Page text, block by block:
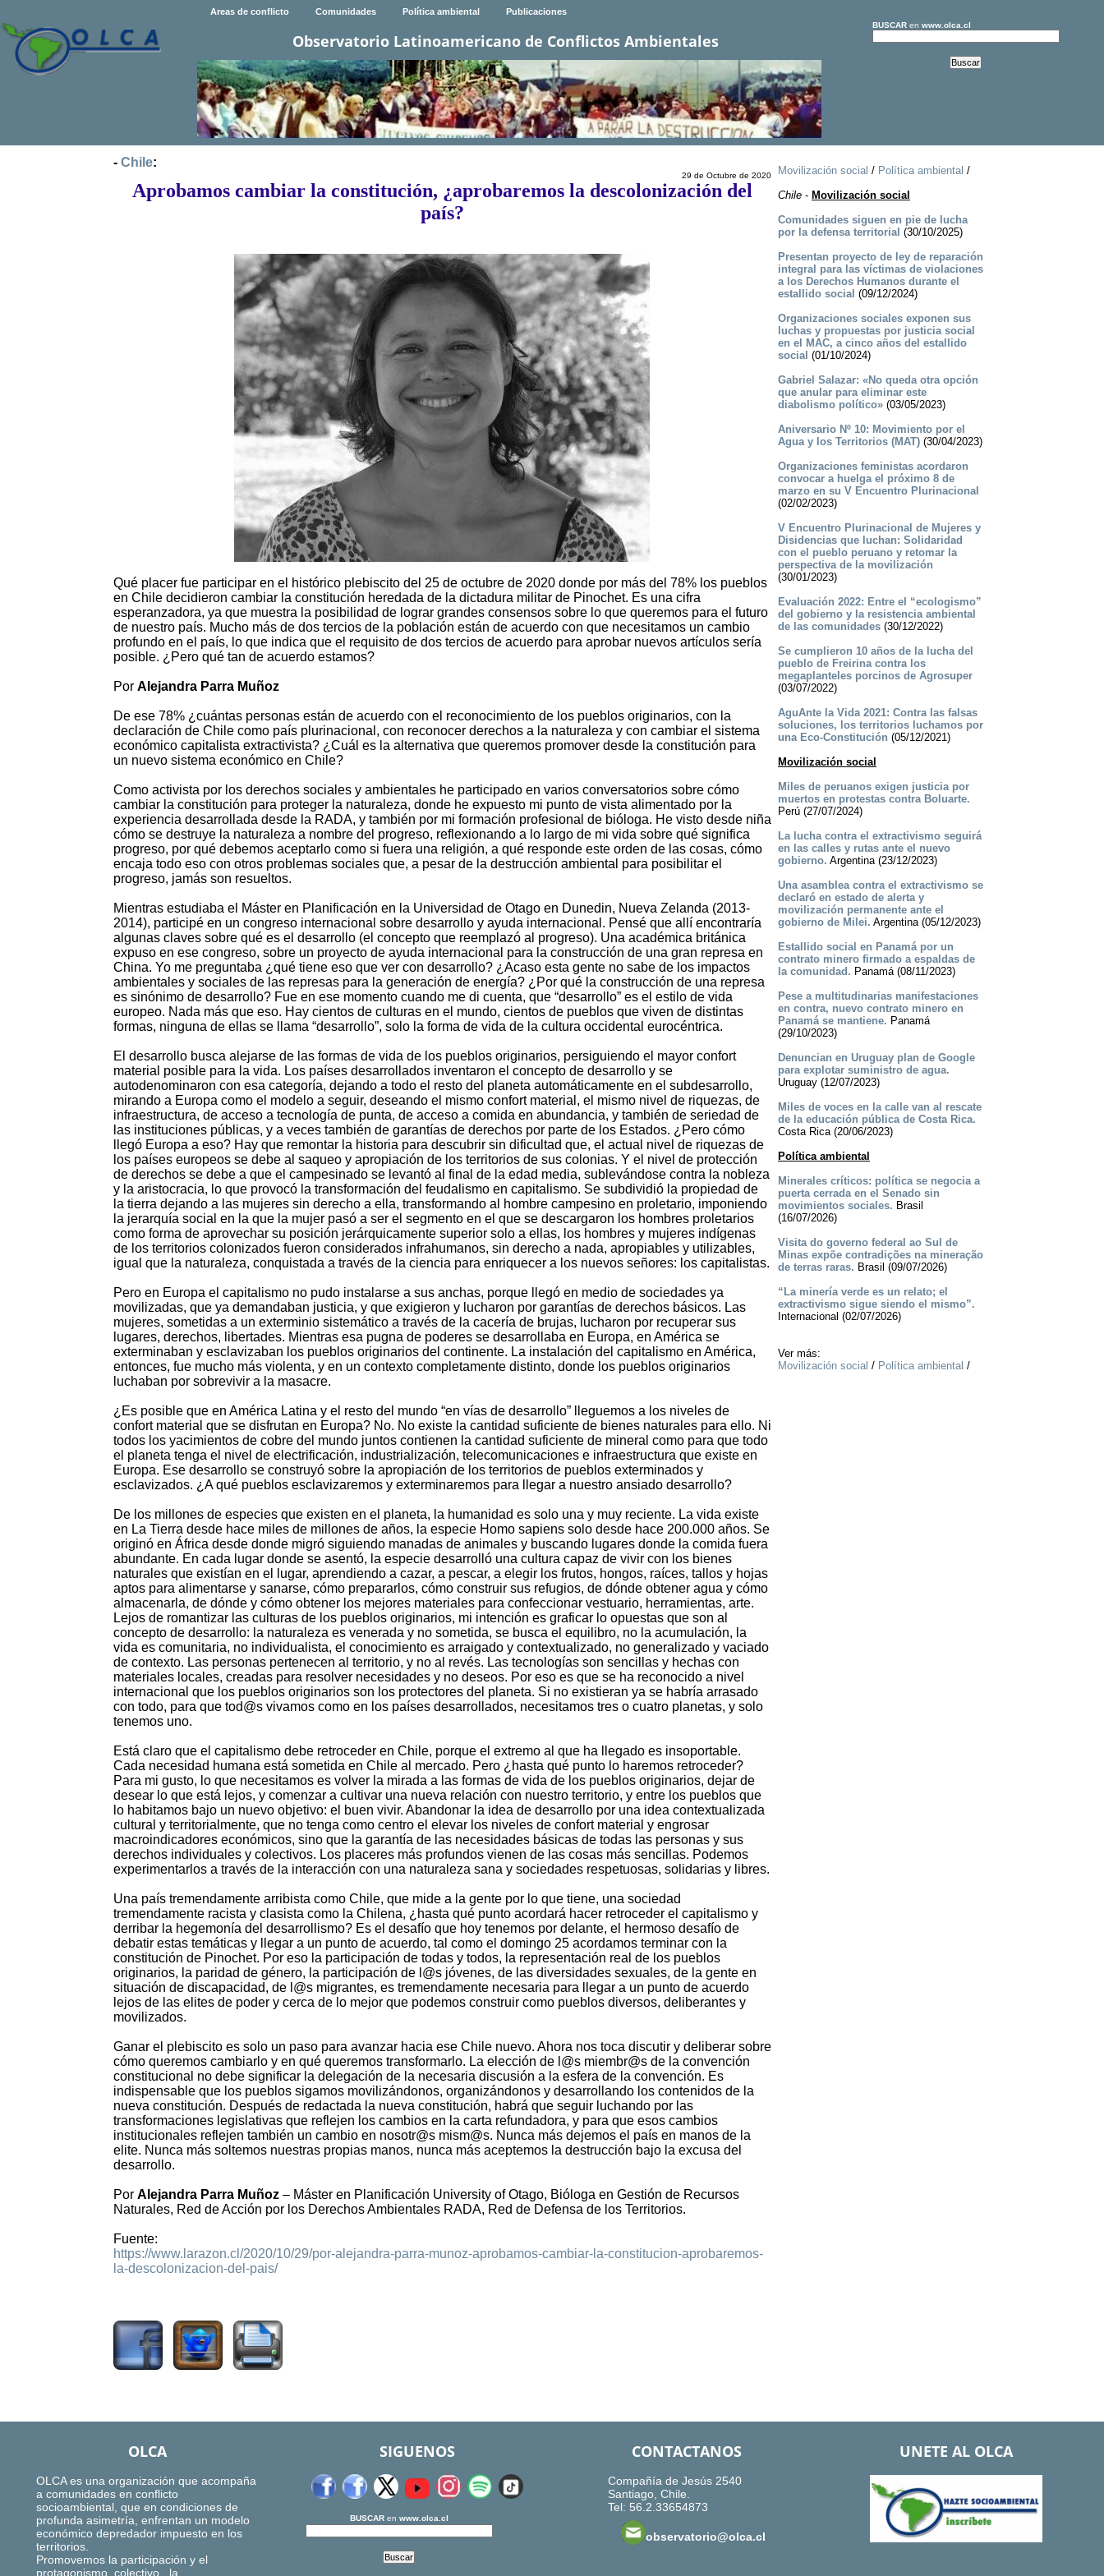
Areas de conflicto Comunidades Política ambiental Publicaciones
Observatorio Latinoamericano de Conflictos Ambientales
BUSCARen www.olca.cl
- Chile:
29 de Octubre de 2020
Aprobamos cambiar la constitución, ¿aprobaremos la descolonización del
país?
Qué placer fue participar en el histórico plebiscito del 25 de octubre de 2020 donde por más del 78% los pueblos
en Chile decidieron cambiar la constitución heredada de la dictadura militar de Pinochet. Es una cifra
esperanzadora, ya que muestra la posibilidad de lograr grandes consensos sobre lo que queremos para el futuro
de nuestro país. Mucho más de dos tercios de la población están de acuerdo con que necesitamos un cambio
profundo en el país, lo que indica que el requisito de dos tercios de acuerdo para aprobar nuevos artículos sería
posible. ¿Pero qué tan de acuerdo estamos?
Por Alejandra Parra Muñoz
De ese 78% ¿cuántas personas están de acuerdo con el reconocimiento de los pueblos originarios, con la
declaración de Chile como país plurinacional, con reconocer derechos a la naturaleza y con cambiar el sistema
económico capitalista extractivista? ¿Cuál es la alternativa que queremos promover desde la constitución para
un nuevo sistema económico en Chile?
Como activista por los derechos sociales y ambientales he participado en varios conversatorios sobre cómo
cambiar la constitución para proteger la naturaleza, donde he expuesto mi punto de vista alimentado por la
experiencia desarrollada desde la RADA, y también por mi formación profesional de bióloga. He visto desde niña
cómo se destruye la naturaleza a nombre del progreso, reflexionando a lo largo de mi vida sobre qué significa
progreso, por qué debemos aceptarlo como si fuera una religión, a qué responde este orden de las cosas, cómo
encaja todo eso con otros problemas sociales que, a pesar de la destrucción ambiental para posibilitar el
progreso, jamás son resueltos.
Mientras estudiaba el Máster en Planificación en la Universidad de Otago en Dunedin, Nueva Zelanda (2013-
2014), participé en un congreso internacional sobre desarrollo y ayuda internacional. Pensé que allí encontraría
algunas claves sobre qué es el desarrollo (el concepto que reemplazó al progreso). Una académica británica
expuso en ese congreso, sobre un proyecto de ayuda internacional para la construcción de una gran represa en
China. Yo me preguntaba ¿qué tiene eso que ver con desarrollo? ¿Acaso esta gente no sabe de los impactos
ambientales y sociales de las represas para la generación de energía? ¿Por qué la construcción de una represa
es sinónimo de desarrollo? Fue en ese momento cuando me di cuenta, que “desarrollo” es el estilo de vida
europeo. Nada más que eso. Hay cientos de culturas en el mundo, cientos de pueblos que viven de distintas
formas, ninguna de ellas se llama “desarrollo”, solo la forma de vida de la cultura occidental eurocéntrica.
El desarrollo busca alejarse de las formas de vida de los pueblos originarios, persiguiendo el mayor confort
material posible para la vida. Los países desarrollados inventaron el concepto de desarrollo y se
autodenominaron con esa categoría, dejando a todo el resto del planeta automáticamente en el subdesarrollo,
mirando a Europa como el modelo a seguir, deseando el mismo confort material, el mismo nivel de riquezas, de
infraestructura, de acceso a tecnología de punta, de acceso a comida en abundancia, y también de seriedad de
las instituciones públicas, y a veces también de garantías de derechos por parte de los Estados. ¿Pero cómo
llegó Europa a eso? Hay que remontar la historia para descubrir sin dificultad que, el actual nivel de riquezas de
los países europeos se debe al saqueo y apropiación de los territorios de sus colonias. Y el nivel de protección
de derechos se debe a que el campesinado se levantó al final de la edad media, sublevándose contra la nobleza
y la aristocracia, lo que provocó la transformación del feudalismo en capitalismo. Se subdividió la propiedad de
la tierra dejando a las mujeres sin derecho a ella, transformando al hombre campesino en proletario, imponiendo
la jerarquía social en la que la mujer pasó a ser el segmento en el que se descargaron los hombres proletarios
como forma de aprovechar su posición jerárquicamente superior solo a ellas, los hombres y mujeres indígenas
de los territorios colonizados fueron considerados infrahumanos, sin derecho a nada, apropiables y utilizables,
igual que la naturaleza, conquistada a través de la ciencia para enriquecer a los nuevos señores: los capitalistas.
Pero en Europa el capitalismo no pudo instalarse a sus anchas, porque llegó en medio de sociedades ya
movilizadas, que ya demandaban justicia, y que exigieron y lucharon por garantías de derechos básicos. Las
mujeres, sometidas a un exterminio sistemático a través de la cacería de brujas, lucharon por recuperar sus
lugares, derechos, libertades. Mientras esa pugna de poderes se desarrollaba en Europa, en América se
exterminaban y esclavizaban los pueblos originarios del continente. La instalación del capitalismo en América,
entonces, fue mucho más violenta, y en un contexto completamente distinto, donde los pueblos originarios
luchaban por sobrevivir a la masacre.
¿Es posible que en América Latina y el resto del mundo “en vías de desarrollo” lleguemos a los niveles de
confort material que se disfrutan en Europa? No. No existe la cantidad suficiente de bienes naturales para ello. Ni
todos los yacimientos de cobre del mundo juntos contienen la cantidad suficiente de mineral como para que todo
el planeta tenga el nivel de electrificación, industrialización, telecomunicaciones e infraestructura que existe en
Europa. Ese desarrollo se construyó sobre la apropiación de los territorios de pueblos exterminados y
esclavizados. ¿A qué pueblos esclavizaremos y exterminaremos para llegar a nuestro ansiado desarrollo?
De los millones de especies que existen en el planeta, la humanidad es solo una y muy reciente. La vida existe
en La Tierra desde hace miles de millones de años, la especie Homo sapiens solo desde hace 200.000 años. Se
originó en África desde donde migró siguiendo manadas de animales y buscando lugares donde la comida fuera
abundante. En cada lugar donde se asentó, la especie desarrolló una cultura capaz de vivir con los bienes
naturales que existían en el lugar, aprendiendo a cazar, a pescar, a elegir los frutos, hongos, raíces, tallos y hojas
aptos para alimentarse y sanarse, cómo prepararlos, cómo construir sus refugios, de dónde obtener agua y cómo
almacenarla, de dónde y cómo obtener los mejores materiales para confeccionar vestuario, herramientas, arte.
Lejos de romantizar las culturas de los pueblos originarios, mi intención es graficar lo opuestas que son al
concepto de desarrollo: la naturaleza es venerada y no sometida, se busca el equilibro, no la acumulación, la
vida es comunitaria, no individualista, el conocimiento es arraigado y contextualizado, no generalizado y vaciado
de contexto. Las personas pertenecen al territorio, y no al revés. Las tecnologías son sencillas y hechas con
materiales locales, creadas para resolver necesidades y no deseos. Por eso es que se ha reconocido a nivel
internacional que los pueblos originarios son los protectores del planeta. Si no existieran ya se habría arrasado
con todo, para que tod@s vivamos como en los países desarrollados, necesitamos tres o cuatro planetas, y solo
tenemos uno.
Está claro que el capitalismo debe retroceder en Chile, porque el extremo al que ha llegado es insoportable.
Cada necesidad humana está sometida en Chile al mercado. Pero ¿hasta qué punto lo haremos retroceder?
Para mi gusto, lo que necesitamos es volver la mirada a las formas de vida de los pueblos originarios, dejar de
desear lo que está lejos, y comenzar a cultivar una nueva relación con nuestro territorio, y entre los pueblos que
lo habitamos bajo un nuevo objetivo: el buen vivir. Abandonar la idea de desarrollo por una idea contextualizada
cultural y territorialmente, que no tenga como centro el elevar los niveles de confort material y engrosar
macroindicadores económicos, sino que la garantía de las necesidades básicas de todas las personas y sus
derechos individuales y colectivos. Los placeres más profundos vienen de las cosas más sencillas. Podemos
experimentarlos a través de la interacción con una naturaleza sana y sociedades respetuosas, solidarias y libres.
Una país tremendamente arribista como Chile, que mide a la gente por lo que tiene, una sociedad
tremendamente racista y clasista como la Chilena, ¿hasta qué punto acordará hacer retroceder el capitalismo y
derribar la hegemonía del desarrollismo? Es el desafío que hoy tenemos por delante, el hermoso desafío de
debatir estas temáticas y llegar a un punto de acuerdo, tal como el domingo 25 acordamos terminar con la
constitución de Pinochet. Por eso la participación de todas y todos, la representación real de los pueblos
originarios, la paridad de género, la participación de l@s jóvenes, de las diversidades sexuales, de la gente en
situación de discapacidad, de l@s migrantes, es tremendamente necesaria para llegar a un punto de acuerdo
lejos de las elites de poder y cerca de lo mejor que podemos construir como pueblos diversos, deliberantes y
movilizados.
Ganar el plebiscito es solo un paso para avanzar hacia ese Chile nuevo. Ahora nos toca discutir y deliberar sobre
cómo queremos cambiarlo y en qué queremos transformarlo. La elección de l@s miembr@s de la convención
constitucional no debe significar la delegación de la necesaria discusión a la esfera de la convención. Es
indispensable que los pueblos sigamos movilizándonos, organizándonos y desarrollando los contenidos de la
nueva constitución. Después de redactada la nueva constitución, habrá que seguir luchando por las
transformaciones legislativas que reflejen los cambios en la carta refundadora, y para que esos cambios
institucionales reflejen también un cambio en nosotr@s mism@s. Nunca más dejemos el país en manos de la
elite. Nunca más soltemos nuestras propias manos, nunca más aceptemos la destrucción bajo la excusa del
desarrollo.
Por Alejandra Parra Muñoz – Máster en Planificación University of Otago, Bióloga en Gestión de Recursos
Naturales, Red de Acción por los Derechos Ambientales RADA, Red de Defensa de los Territorios.
Fuente:
https://www.larazon.cl/2020/10/29/por-alejandra-parra-munoz-aprobamos-cambiar-la-constitucion-aprobaremos-
la-descolonizacion-del-pais/
Movilización social / Política ambiental /
Chile- Movilización social
Comunidades siguen en pie de lucha
por la defensa territorial (30/10/2025)
Presentan proyecto de ley de reparación
integral para las víctimas de violaciones
a los Derechos Humanos durante el
estallido social (09/12/2024)
Organizaciones sociales exponen sus
luchas y propuestas por justicia social
en el MAC, a cinco años del estallido
social (01/10/2024)
Gabriel Salazar: «No queda otra opción
que anular para eliminar este
diabolismo político»(03/05/2023)
Aniversario Nº 10: Movimiento por el
Agua y los Territorios (MAT)(30/04/2023)
Organizaciones feministas acordaron
convocar a huelga el próximo 8 de
marzo en su V Encuentro Plurinacional
(02/02/2023)
V Encuentro Plurinacional de Mujeres y
Disidencias que luchan: Solidaridad
con el pueblo peruano y retomar la
perspectiva de la movilización
(30/01/2023)
Evaluación 2022: Entre el “ecologismo”
del gobierno y la resistencia ambiental
de las comunidades(30/12/2022)
Se cumplieron 10 años de la lucha del
pueblo de Freirina contra los
megaplanteles porcinos de Agrosuper
(03/07/2022)
AguAnte la Vida 2021: Contra las falsas
soluciones, los territorios luchamos por
una Eco-Constitución (05/12/2021)
Movilización social
Miles de peruanos exigen justicia por
muertos en protestas contra Boluarte.
Perú (27/07/2024)
La lucha contra el extractivismo seguirá
en las calles y rutas ante el nuevo
gobierno. Argentina (23/12/2023)
Una asamblea contra el extractivismo se
declaró en estado de alerta y
movilización permanente ante el
gobierno de Milei. Argentina (05/12/2023)
Estallido social en Panamá por un
contrato minero firmado a espaldas de
la comunidad. Panamá (08/11/2023)
Pese a multitudinarias manifestaciones
en contra, nuevo contrato minero en
Panamá se mantiene. Panamá
(29/10/2023)
Denuncian en Uruguay plan de Google
para explotar suministro de agua.
Uruguay (12/07/2023)
Miles de voces en la calle van al rescate
de la educación pública de Costa Rica.
Costa Rica (20/06/2023)
Política ambiental
Minerales críticos: política se negocia a
puerta cerrada en el Senado sin
movimientos sociales. Brasil
(16/07/2026)
Visita do governo federal ao Sul de
Minas expõe contradições na mineração
de terras raras. Brasil (09/07/2026)
“La minería verde es un relato; el
extractivismo sigue siendo el mismo”.
Internacional (02/07/2026)
Ver más:
Movilización social / Política ambiental /
OLCA
OLCA es una organización que acompaña
a comunidades en conflicto
socioambiental, que en condiciones de
profunda asimetría, enfrentan un modelo
económico depredador impuesto en los
territorios.
Promovemos la participación y el
protagonismo colectivo, la
SIGUENOS
BUSCARen www.olca.cl
CONTACTANOS
Compañía de Jesús 2540
Santiago, Chile.
Tel: 56.2.33654873
observatorio@olca.cl
UNETE AL OLCA